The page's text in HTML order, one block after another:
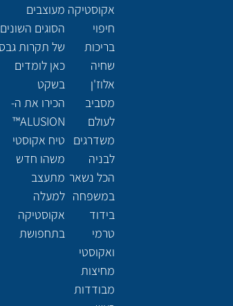
אקוסטיקה
חיפוי
בריכות
שחיה
אלוז'ן
מסביב
לעולם
משדרגים
לבניה
הכל נשאר
במשפחה
בידוד
טרמי
ואקוסטי
מחיצות
מבודדות
מעוצבים
הסוגים השונים
של תקרות גבס
כאן לומדים
בשקט
הכירו את ה-
ALUSION™
טיח אקוסטי
משהו חדש
מתעצב
למעלה
אקוסטיקה
בתחפושת